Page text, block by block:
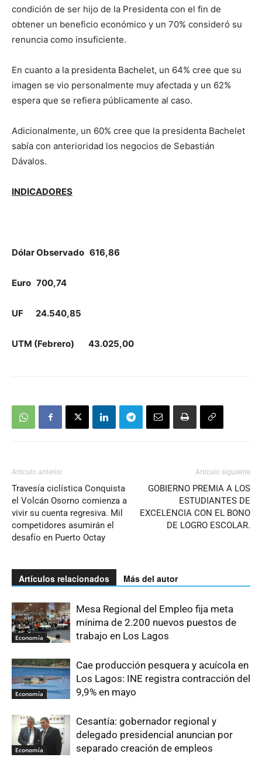
condición de ser hijo de la Presidenta con el fin de
obtener un beneficio económico y un 70% consideró su
renuncia como insuficiente.
En cuanto a la presidenta Bachelet, un 64% cree que su
imagen se vio personalmente muy afectada y un 62%
espera que se refiera públicamente al caso.
Adicionalmente, un 60% cree que la presidenta Bachelet
sabía con anterioridad los negocios de Sebastián
Dávalos.
INDICADORES
Dólar Observado 616,86
Euro 700,74
UF 24.540,85
UTM (Febrero) 43.025,00
Artículo anterior
Travesía ciclística Conquista
el Volcán Osorno comienza a
vivir su cuenta regresiva. Mil
competidores asumirán el
desafío en Puerto Octay
Artículo siguiente
GOBIERNO PREMIA A LOS
ESTUDIANTES DE
EXCELENCIA CON EL BONO
DE LOGRO ESCOLAR.
Artículos relacionados Más del autor
Economía
Mesa Regional del Empleo fija meta
mínima de 2.200 nuevos puestos de
trabajo en Los Lagos
Economía
Cae producción pesquera y acuícola en
Los Lagos: INE registra contracción del
9,9% en mayo
Economía
Cesantía: gobernador regional y
delegado presidencial anuncian por
separado creación de empleos